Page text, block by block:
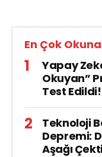
En Çok
Yapay
Okuyan”
Test Edildi!
Teknoloji
Depremi:
Aşağı